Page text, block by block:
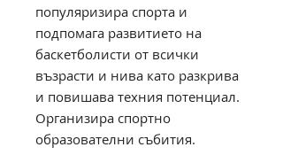
популяризира спорта и
подпомага развитието на
баскетболисти от всички
възрасти и нива като разкрива
и повишава техния потенциал.
Организира спортно
образователни събития.